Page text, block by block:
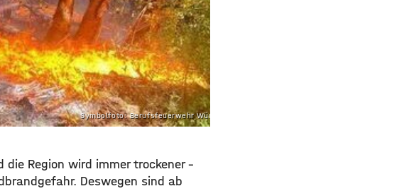
Symbolfoto: Berufsfeuerwehr Würzburg
Region wird immer trockener –
Deswegen sind ab